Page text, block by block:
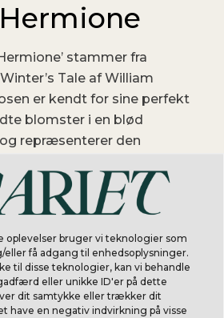
oplevelser bruger vi teknologier som
få adgang til enhedsoplysninger.
til disse teknologier, kan vi behandle
eller unikke ID'er på dette
dit samtykke eller trækker dit
have en negativ indvirkning på visse
stammer fra
Tale af William
er kendt for sine perfekt
blomster i en blød
repræsenterer den